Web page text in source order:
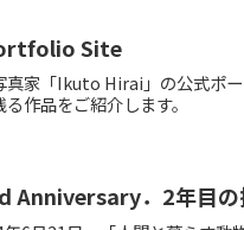
Site
真家「Ikuto Hirai」の公式ポ
作品をご紹介します。
．2年目の